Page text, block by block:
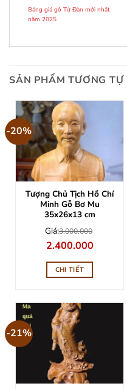
Bảng giá gỗ Tử Đàn mới nhất
năm 2025
SẢN PHẨM TƯƠNG TỰ
-20%
Tượng Chủ Tịch Hồ Chí
Minh Gỗ Bơ Mu
35x26x13 cm
Giá:3.000.000
Giá
gốc
là:
3.000.000.
2.400.000Giá
tại
2.400.000.
CHI TIẾT
-21%